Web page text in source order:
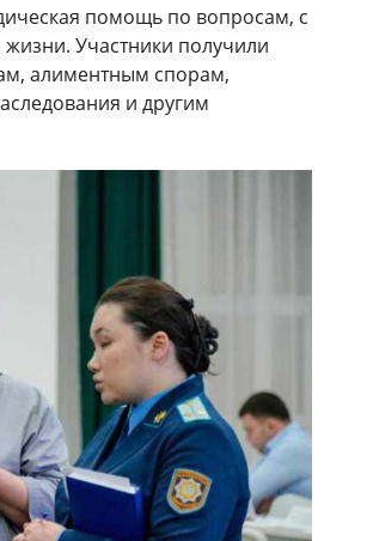
помощь по вопросам, с
Участники получили
алиментным спорам,
и другим